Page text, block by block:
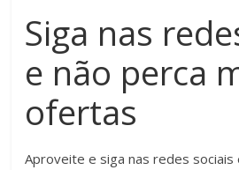
Siga nas
e não perca
ofertas
Aproveite e siga nas redes sociais